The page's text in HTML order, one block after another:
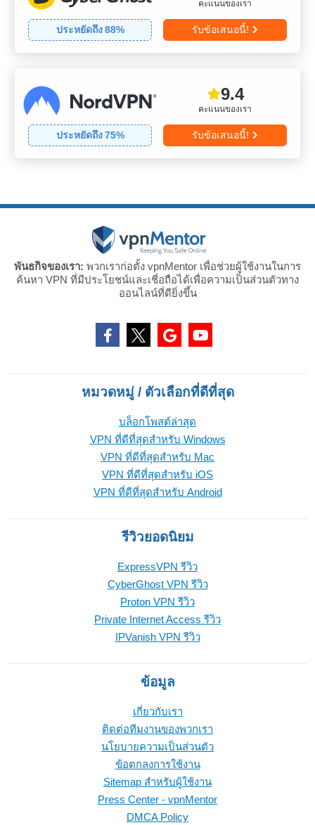
คะแนนของเรา
ประหยัดถึง 88% รับข้อเสนอนี้!
คะแนนของเรา
9.4
ประหยัดถึง 75% รับข้อเสนอนี้!
พันธกิจของเรา: พวกเราก่อตั้ง vpnMentor เพื่อช่วยผู้ใช้งานในการ
ค้นหา VPN ที่มีประโยชน์และเชี่อถือได้เพื่อความเป็นส่วนตัวทาง
ออนไลน์ที่ดียิ่งขึ้น
หมวดหมู่ / ตัวเลือกที่ดีที่สุด
บล็อกโพสต์ล่าสุด
VPN ที่ดีที่สุดสำหรับ Windows
VPN ที่ดีที่สุดสำหรับ Mac
VPN ที่ดีที่สุดสำหรับ iOS
VPN ที่ดีที่สุดสำหรับ Android
รีวิวยอดนิยม
ExpressVPN รีวิว
CyberGhost VPN รีวิว
Proton VPN รีวิว
Private Internet Access รีวิว
IPVanish VPN รีวิว
ข้อมูล
เกี่ยวกับเรา
ติดต่อทีมงานของพวกเรา
นโยบายความเป็นส่วนตัว
ข้อตกลงการใช้งาน
Sitemap สำหรับผู้ใช้งาน
Press Center - vpnMentor
DMCA Policy